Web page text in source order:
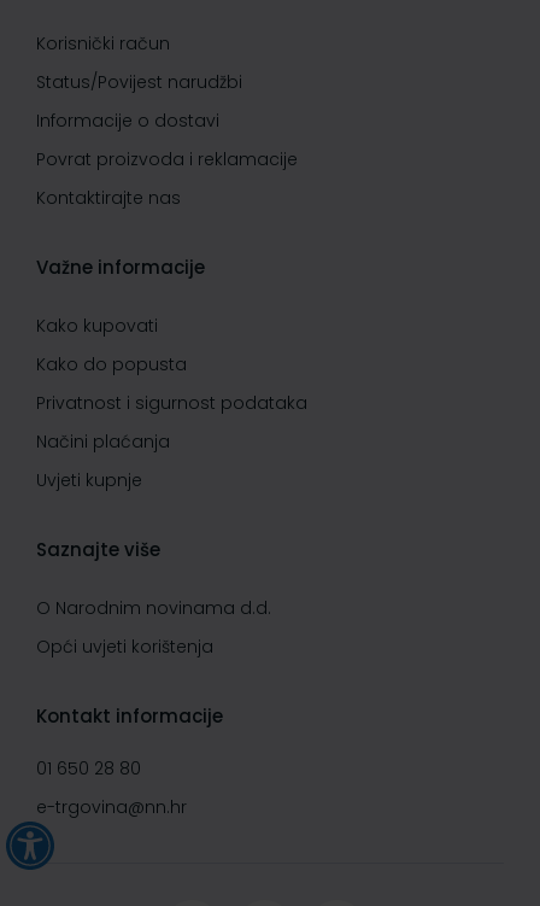
Korisnički račun
Status/Povijest narudžbi
Informacije o dostavi
Povrat proizvoda i reklamacije
Kontaktirajte nas
Važne informacije
Kako kupovati
Kako do popusta
Privatnost i sigurnost podataka
Načini plaćanja
Uvjeti kupnje
Saznajte više
O Narodnim novinama d.d.
Opći uvjeti korištenja
Kontakt informacije
01 650 28 80
e-trgovina@nn.hr